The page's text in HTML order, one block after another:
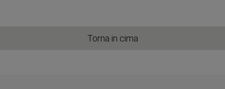
Torna in cima